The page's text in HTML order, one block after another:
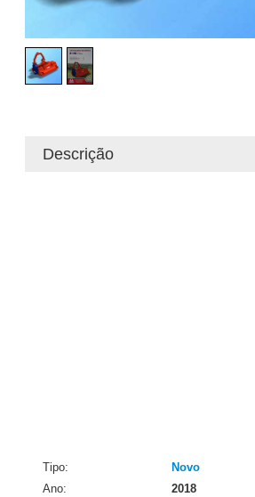
Descrição
Tipo:
Novo
Ano:
2018